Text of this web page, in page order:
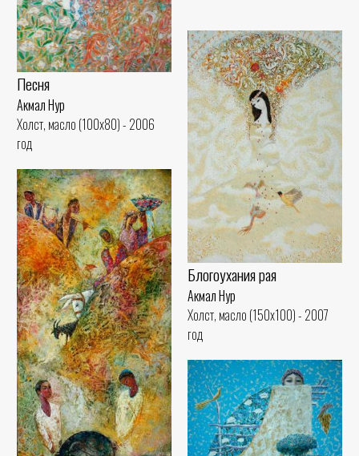
Песня
Акмал Нур
Холст, масло (100x80) - 2006
год
Блогоухания рая
Акмал Нур
Холст, масло (150x100) - 2007
год